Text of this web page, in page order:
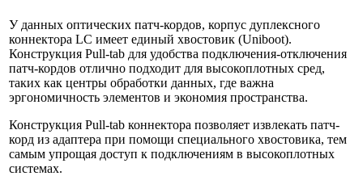
У данных оптических патч-кордов, корпус дуплексного
коннектора LC имеет единый хвостовик (Uniboot).
Конструкция Pull-tab для удобства подключения-отключения
патч-кордов отлично подходит для высокоплотных сред,
таких как центры обработки данных, где важна
эргономичность элементов и экономия пространства.
Конструкция Pull-tab коннектора позволяет извлекать патч-
корд из адаптера при помощи специального хвостовика, тем
самым упрощая доступ к подключениям в высокоплотных
системах.